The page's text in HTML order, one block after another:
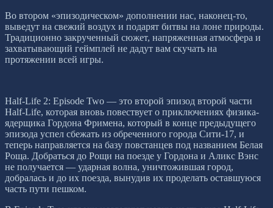
Во втором «эпизодическом» дополнении нас, наконец-то,
выведут на свежий воздух и подарят битвы на лоне природы.
Традиционно закрученный сюжет, напряженная атмосфера и
захватывающий геймплей не дадут вам скучать на
протяжении всей игры.
Half-Life 2: Episode Two — это второй эпизод второй части
Half-Life, которая вновь повествует о приключениях физика-
ядерщика Гордона Фримена, который в конце предыдущего
эпизода успел сбежать из обреченного города Сити-17, и
теперь направляется на базу повстанцев под названием Белая
Роща. Добраться до Рощи на поезде у Гордона и Аликс Вэнс
не получается — ударная волна, уничтожившая город,
добралась и до их поезда, вынудив их проделать оставшуюся
часть пути пешком.